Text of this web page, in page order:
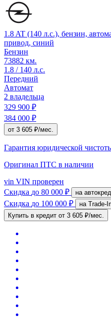
1.8 AT (140 л.с.), бензин,
привод, синий
Бензин
73882 км.
1.8 / 140 л.с.
Передний
Автомат
2 владельца
329 900 ₽
384 000 ₽
от 3 605 ₽/мес.
Гарантия юридической
Оригинал ПТС в наличии
vin VIN проверен
Скидка до 80 000 ₽ на
Скидка до 100 000 ₽
на Trade-
Купить в кредит от 3 605 ₽/мес.